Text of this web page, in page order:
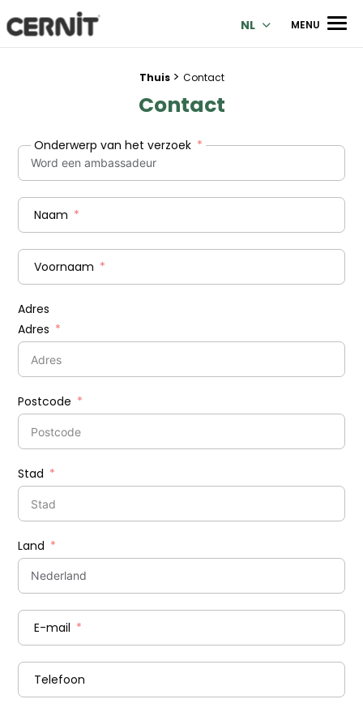
Cernit Une qualité haut de gamme pour des créations
NL MENU
Thuis > Contact
Contact
Onderwerp van het verzoek
Naam
Voornaam
Adres
Adres
Postcode
Stad
Land
E-mail
Telefoon